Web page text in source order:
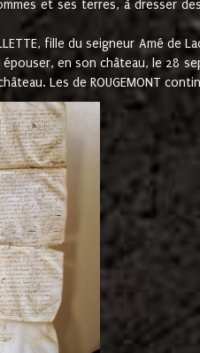
et ses terres, à dresser
fille du seigneur Amé
en son château, le 28
Les de ROUGEMONT